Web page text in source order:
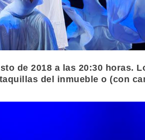
de 2018 a las 20:30 horas.
del inmueble o (con